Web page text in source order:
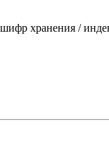
хранения /